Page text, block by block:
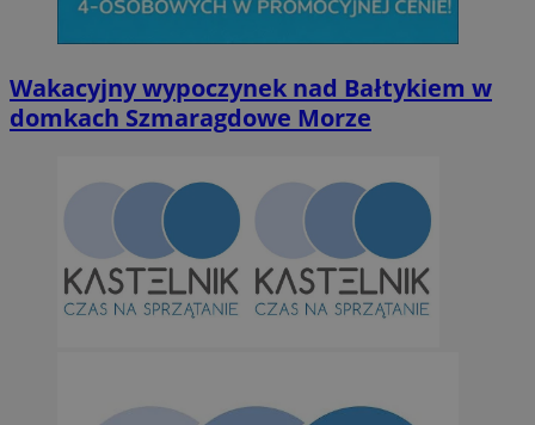
Wakacyjny wypoczynek nad Bałtykiem w
domkach Szmaragdowe Morze